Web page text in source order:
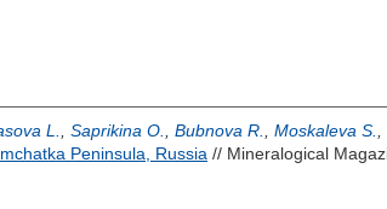
L. Saprikina O. Bubnova R. Moskaleva S.
Peninsula, Russia // Mineralogical